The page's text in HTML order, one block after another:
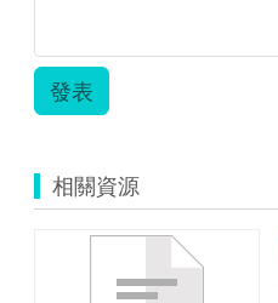
發表
相關資源